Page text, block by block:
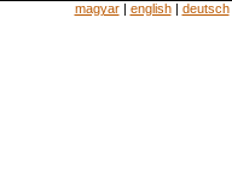
magyar| english| deutsch